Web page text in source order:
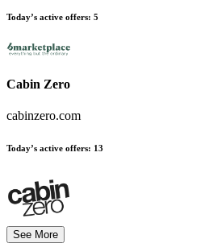
Today’s active offers: 5
Cabin Zero
cabinzero.com
Today’s active offers: 13
See More